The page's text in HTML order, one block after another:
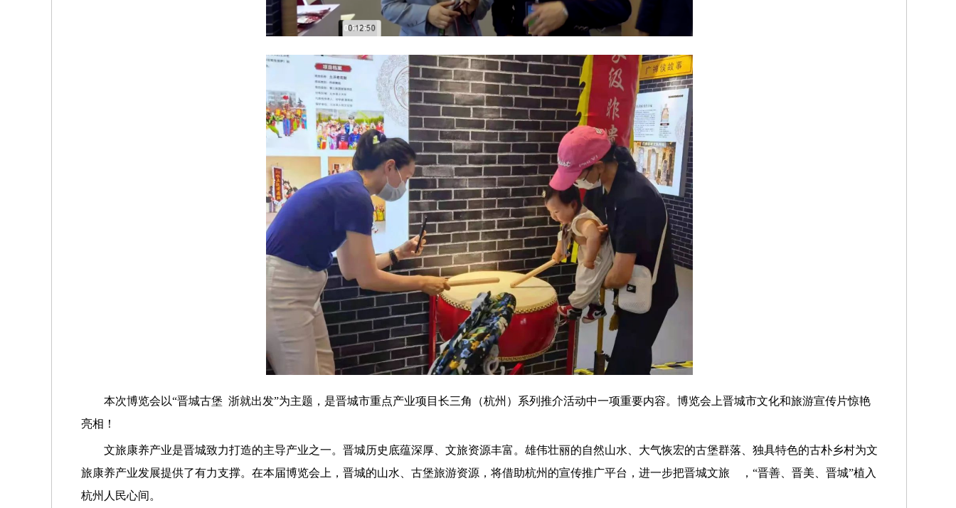
本次博览会以“晋城古堡 浙就出发”为主题，是晋城市重点产业项目长三角（杭州）系列推介活动中一项重要内容。博览会上晋城市文化和旅游宣传片惊艳
亮相！
文旅康养产业是晋城致力打造的主导产业之一。晋城历史底蕴深厚、文旅资源丰富。雄伟壮丽的自然山水、大气恢宏的古堡群落、独具特色的古朴乡村为文
旅康养产业发展提供了有力支撑。在本届博览会上，晋城的山水、古堡旅游资源，将借助杭州的宣传推广平台，进一步把晋城文旅 ，“晋善、晋美、晋城”植入
杭州人民心间。